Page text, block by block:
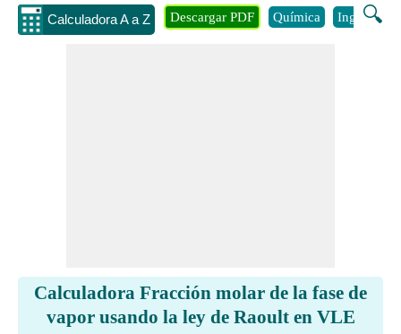
Calculadora A a Z 🔍
Descargar PDF Química Ingenieria
Calculadora Fracción molar de la fase de
vapor usando la ley de Raoult en VLE